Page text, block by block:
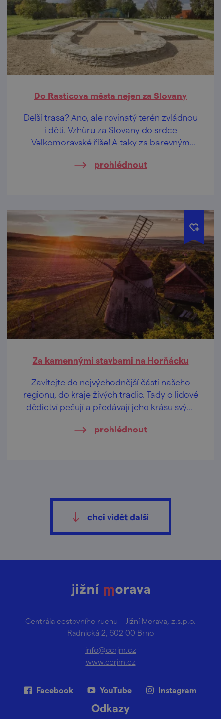
Do Rasticova města nejen za Slovany
Delší trasa? Ano, ale rovinatý terén zvládnou
i děti. Vzhůru za Slovany do srdce
Velkomoravské říše! A taky za barevným
prohlédnout
Za kamennými stavbami na Horňácku
Zavítejte do nejvýchodnější části našeho
regionu, do kraje živých tradic. Tady o lidové
dědictví pečují a předávají jeho krásu svým
prohlédnout
chci vidět další
Centrála cestovního ruchu – Jižní Morava, z.s.p.o.
Radnická 2, 602 00 Brno
info@ccrjm.cz
www.ccrjm.cz
Facebook YouTube Instagram
Odkazy